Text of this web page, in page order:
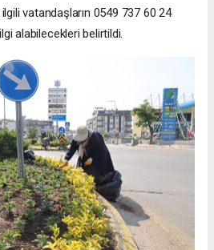
vatandaşların 0549 737 60 24
alabilecekleri belirtildi.